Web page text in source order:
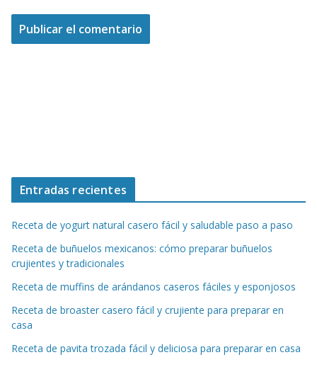
Entradas recientes
Receta de yogurt natural casero fácil y saludable paso a paso
Receta de buñuelos mexicanos: cómo preparar buñuelos
crujientes y tradicionales
Receta de muffins de arándanos caseros fáciles y esponjosos
Receta de broaster casero fácil y crujiente para preparar en
casa
Receta de pavita trozada fácil y deliciosa para preparar en casa